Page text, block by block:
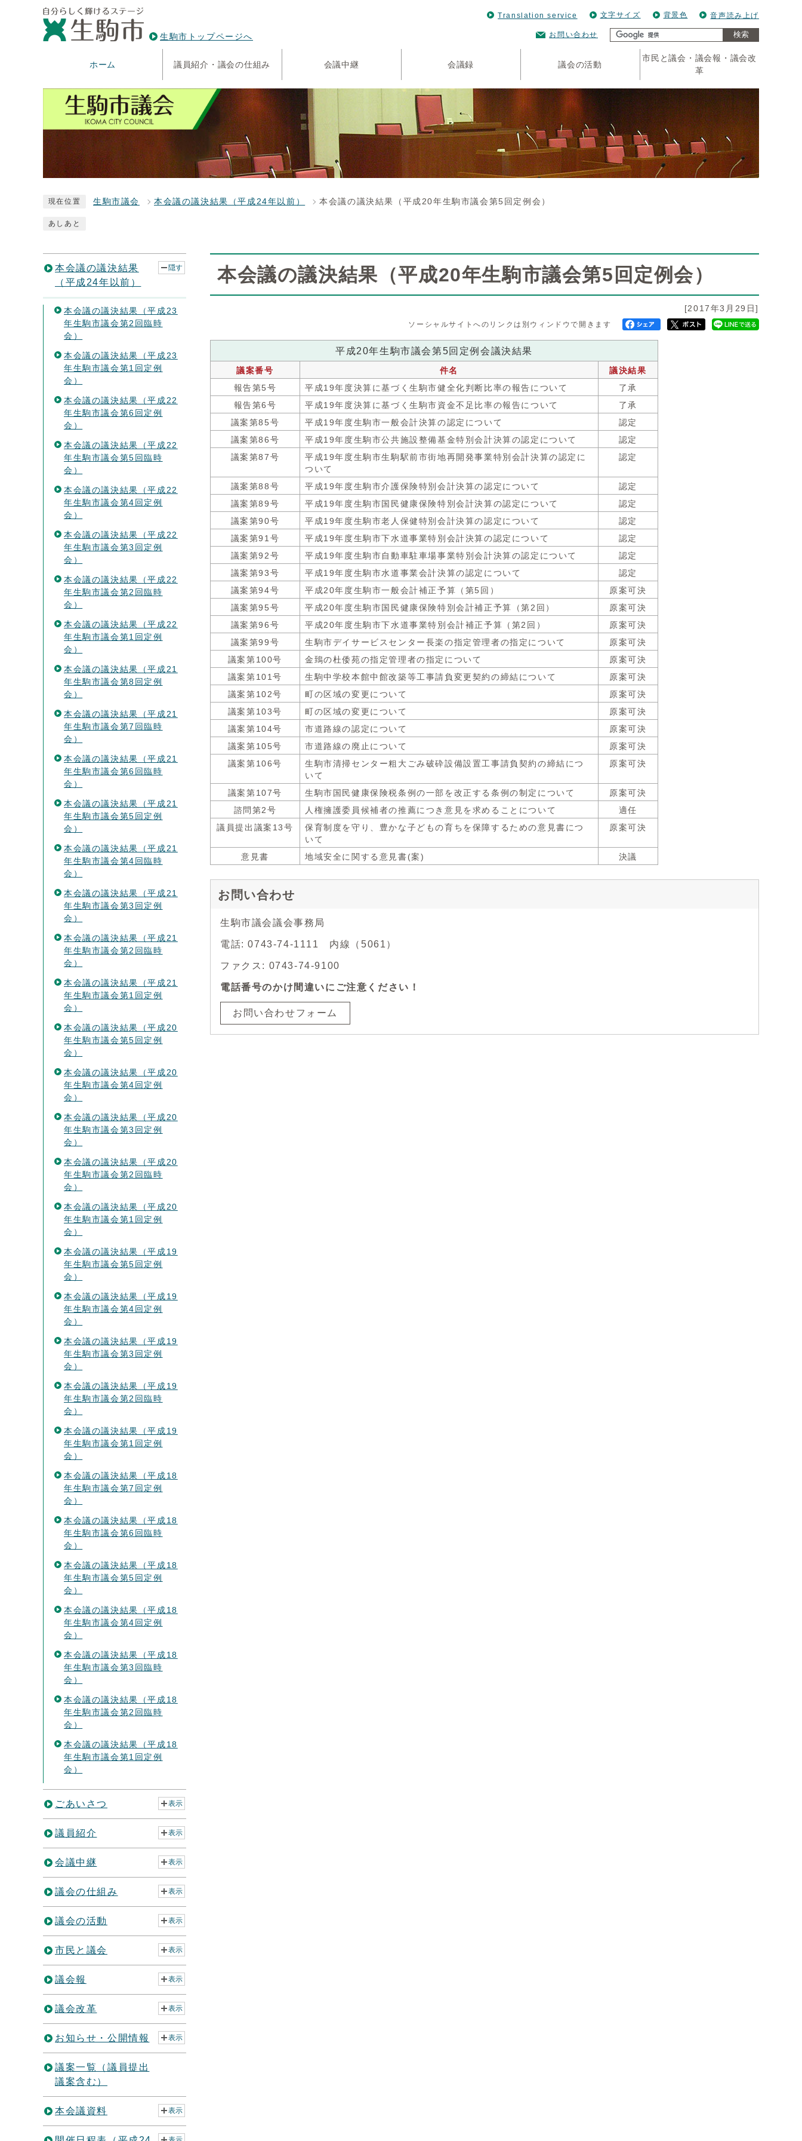
生駒市トップページへ
Translation service 文字サイズ 背景色 音声読み上げ
お問い合わせ 検索
ホーム 議員紹介・議会の仕組み 会議中継 会議録 議会の活動
市民と議会・議会報・議会改
革
現在位置 生駒市議会 本会議の議決結果（平成24年以前） 本会議の議決結果（平成20年生駒市議会第5回定例会）
あしあと
本会議の議決結果（平成20年生駒市議会第5回定例会）
[2017年3月29日]
ソーシャルサイトへのリンクは別ウィンドウで開きます
平成20年生駒市議会第5回定例会議決結果
議案番号 件名
議決結果
報告第5号
平成19年度決算に基づく生駒市健全化判断比率の報告について
了承
報告第6号
平成19年度決算に基づく生駒市資金不足比率の報告について
了承
議案第85号
平成19年度生駒市一般会計決算の認定について
認定
議案第86号
平成19年度生駒市公共施設整備基金特別会計決算の認定について
認定
議案第87号
平成19年度生駒市生駒駅前市街地再開発事業特別会計決算の認定に
ついて
認定
議案第88号 平成19年度生駒市介護保険特別会計決算の認定について
認定
議案第89号
平成19年度生駒市国民健康保険特別会計決算の認定について
認定
議案第90号
平成19年度生駒市老人保健特別会計決算の認定について
認定
議案第91号
平成19年度生駒市下水道事業特別会計決算の認定について
認定
議案第92号
平成19年度生駒市自動車駐車場事業特別会計決算の認定について
認定
議案第93号
平成19年度生駒市水道事業会計決算の認定について
認定
議案第94号
平成20年度生駒市一般会計補正予算（第5回）
原案可決
議案第95号
平成20年度生駒市国民健康保険特別会計補正予算（第2回）
原案可決
議案第96号
平成20年度生駒市下水道事業特別会計補正予算（第2回）
原案可決
議案第99号
生駒市デイサービスセンター長楽の指定管理者の指定について
原案可決
議案第100号
金鵄の杜倭苑の指定管理者の指定について
原案可決
議案第101号
生駒中学校本館中館改築等工事請負変更契約の締結について
原案可決
議案第102号
町の区域の変更について
原案可決
議案第103号
町の区域の変更について
原案可決
議案第104号
市道路線の認定について
原案可決
議案第105号
市道路線の廃止について
原案可決
議案第106号
生駒市清掃センター粗大ごみ破砕設備設置工事請負契約の締結につ
いて
原案可決
議案第107号 生駒市国民健康保険税条例の一部を改正する条例の制定について
原案可決
諮問第2号
人権擁護委員候補者の推薦につき意見を求めることについて
適任
議員提出議案13号
保育制度を守り、豊かな子どもの育ちを保障するための意見書につ
いて
原案可決
意見書 地域安全に関する意見書(案) 決議
お問い合わせ
生駒市議会議会事務局
電話: 0743-74-1111 内線（5061）
ファクス: 0743-74-9100
電話番号のかけ間違いにご注意ください！
お問い合わせフォーム
本会議の議決結果
（平成24年以前）
隠す
本会議の議決結果（平成23
年生駒市議会第2回臨時
会）
本会議の議決結果（平成23
年生駒市議会第1回定例
会）
本会議の議決結果（平成22
年生駒市議会第6回定例
会）
本会議の議決結果（平成22
年生駒市議会第5回臨時
会）
本会議の議決結果（平成22
年生駒市議会第4回定例
会）
本会議の議決結果（平成22
年生駒市議会第3回定例
会）
本会議の議決結果（平成22
年生駒市議会第2回臨時
会）
本会議の議決結果（平成22
年生駒市議会第1回定例
会）
本会議の議決結果（平成21
年生駒市議会第8回定例
会）
本会議の議決結果（平成21
年生駒市議会第7回臨時
会）
本会議の議決結果（平成21
年生駒市議会第6回臨時
会）
本会議の議決結果（平成21
年生駒市議会第5回定例
会）
本会議の議決結果（平成21
年生駒市議会第4回臨時
会）
本会議の議決結果（平成21
年生駒市議会第3回定例
会）
本会議の議決結果（平成21
年生駒市議会第2回臨時
会）
本会議の議決結果（平成21
年生駒市議会第1回定例
会）
本会議の議決結果（平成20
年生駒市議会第5回定例
会）
本会議の議決結果（平成20
年生駒市議会第4回定例
会）
本会議の議決結果（平成20
年生駒市議会第3回定例
会）
本会議の議決結果（平成20
年生駒市議会第2回臨時
会）
本会議の議決結果（平成20
年生駒市議会第1回定例
会）
本会議の議決結果（平成19
年生駒市議会第5回定例
会）
本会議の議決結果（平成19
年生駒市議会第4回定例
会）
本会議の議決結果（平成19
年生駒市議会第3回定例
会）
本会議の議決結果（平成19
年生駒市議会第2回臨時
会）
本会議の議決結果（平成19
年生駒市議会第1回定例
会）
本会議の議決結果（平成18
年生駒市議会第7回定例
会）
本会議の議決結果（平成18
年生駒市議会第6回臨時
会）
本会議の議決結果（平成18
年生駒市議会第5回定例
会）
本会議の議決結果（平成18
年生駒市議会第4回定例
会）
本会議の議決結果（平成18
年生駒市議会第3回臨時
会）
本会議の議決結果（平成18
年生駒市議会第2回臨時
会）
本会議の議決結果（平成18
年生駒市議会第1回定例
会）
ごあいさつ 表示
議員紹介 表示
会議中継 表示
議会の仕組み 表示
議会の活動 表示
市民と議会 表示
議会報 表示
議会改革 表示
お知らせ・公開情報 表示
議案一覧（議員提出
議案含む）
本会議資料 表示